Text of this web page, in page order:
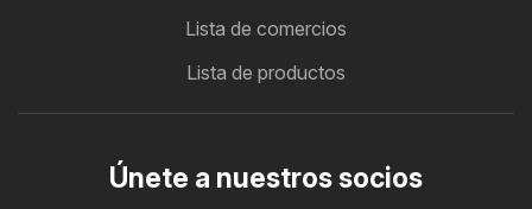
Lista de comercios
Lista de productos
Únete a nuestros socios